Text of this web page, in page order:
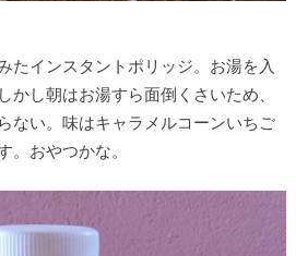
たインスタントポリッジ。お湯を入
かし朝はお湯すら面倒くさいため、
ない。味はキャラメルコーンいちご
。おやつかな。